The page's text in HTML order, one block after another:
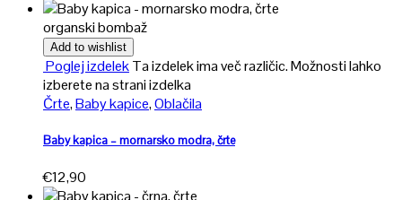
organski bombaž
Add to wishlist
Poglej izdelekTa izdelek ima več različic. Možnosti lahko
izberete na strani izdelka
Črte,Baby kapice,Oblačila
Baby kapica – mornarsko modra, črte
€12,90